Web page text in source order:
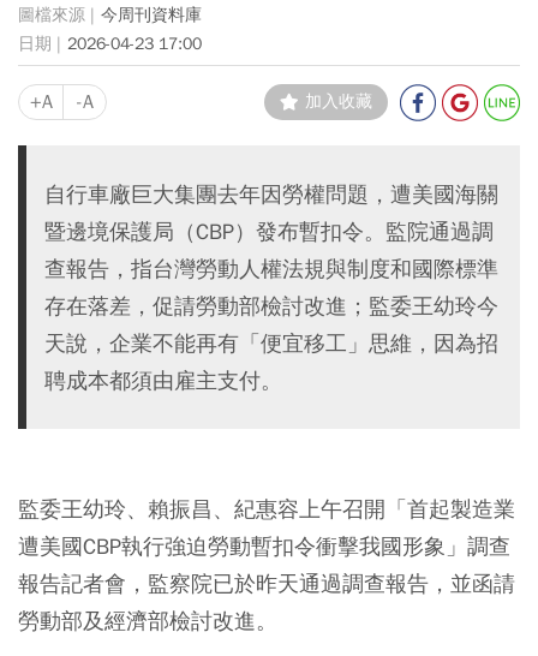
今周刊資料庫
2026-04-23 17:00
+A -A 加入收藏
自行車廠巨大集團去年因勞權問題，遭美國海關
暨邊境保護局（CBP）發布暫扣令。監院通過調
查報告，指台灣勞動人權法規與制度和國際標準
存在落差，促請勞動部檢討改進；監委王幼玲今
天說，企業不能再有「便宜移工」思維，因為招
聘成本都須由雇主支付。
監委王幼玲、賴振昌、紀惠容上午召開「首起製造業
遭美國CBP執行強迫勞動暫扣令衝擊我國形象」調查
報告記者會，監察院已於昨天通過調查報告，並函請
勞動部及經濟部檢討改進。